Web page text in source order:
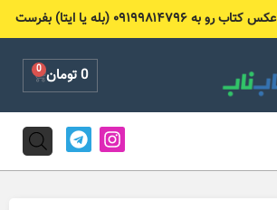
(بله یا ایتا) بفرست
0تومان 0
Cart
I
n
s
T
e
l